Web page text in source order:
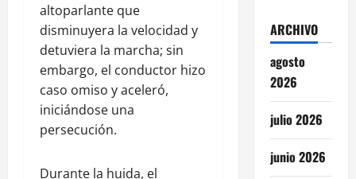
altoparlante que
disminuyera la velocidad y
detuviera la marcha; sin
embargo, el conductor hizo
caso omiso y aceleró,
iniciándose una
persecución.
Durante la huida, el
ARCHIVO
agosto
2026
julio 2026
junio 2026